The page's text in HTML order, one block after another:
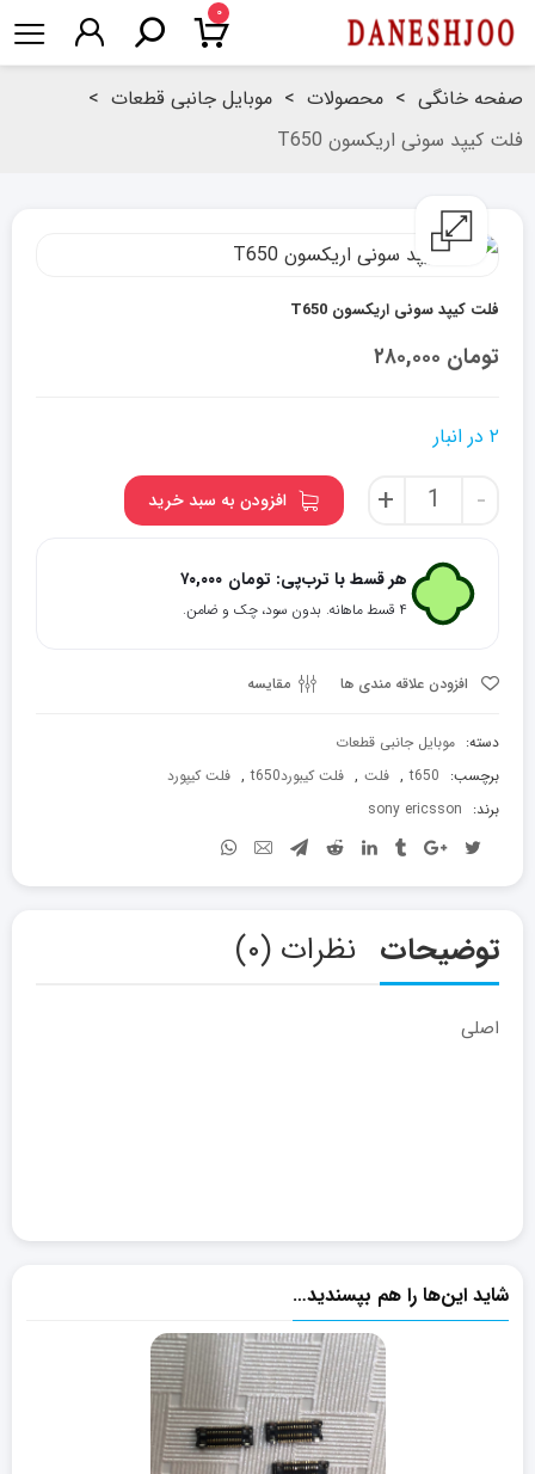
۰
صفحه خانگی > محصولات > موبایل جانبی قطعات >
فلت کیپد سونی اریکسون T650
فلت کیپد سونی اریکسون T650
۲۸۰,۰۰۰ تومان
۲ در انبار
-
فلت
کیپد
اریکسون
T650
عدد
+ افزودن به سبد خرید
هر قسط با ترب‌پی: ۷۰,۰۰۰ تومان
۴ قسط ماهانه. بدون سود، چک و ضامن.
افزودن علاقه مندی ها مقایسه
دسته: موبایل جانبی قطعات
برچسب: t650
, فلت , فلت کیبوردt650 , فلت کیپورد
برند: sony ericsson
توضیحات نظرات (۰)
اصلی
شاید این‌ها را هم بپسندید…